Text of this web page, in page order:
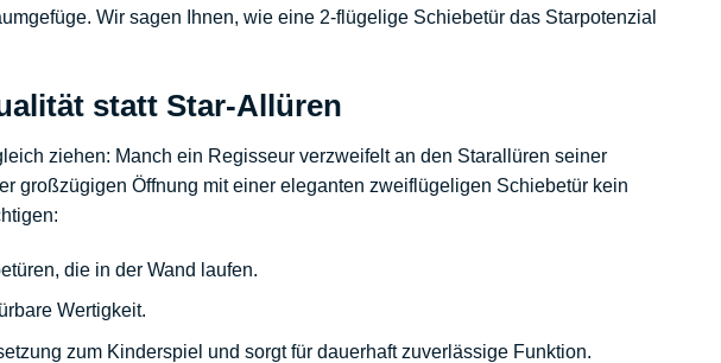
Wir sagen Ihnen, wie eine 2-flügelige Schiebetür das Starpotenzial
statt Star-Allüren
ziehen: Manch ein Regisseur verzweifelt an den Starallüren seiner
großzügigen Öffnung mit einer eleganten zweiflügeligen Schiebetür kein
, die in der Wand laufen.
Wertigkeit.
zum Kinderspiel und sorgt für dauerhaft zuverlässige Funktion.